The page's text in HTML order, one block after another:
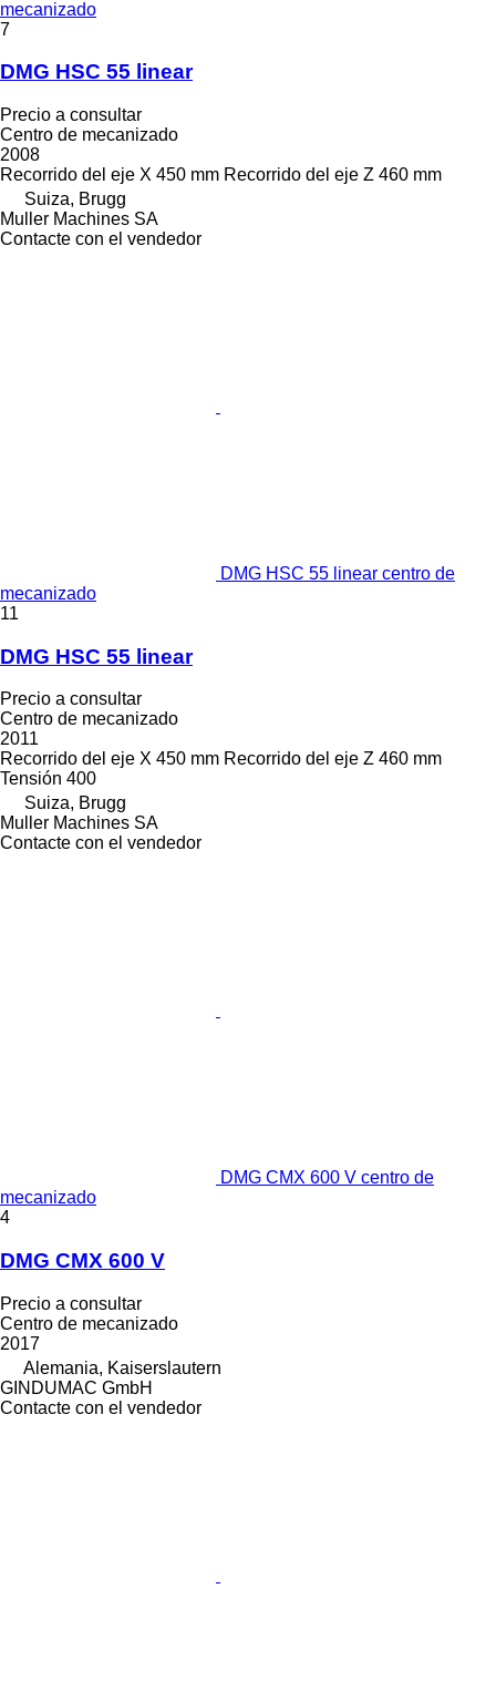
mecanizado
7
DMG HSC 55 linear
Precio a consultar
Centro de mecanizado
2008
Recorrido del eje X 450 mm Recorrido del eje Z 460 mm
Suiza, Brugg
Muller Machines SA
Contacte con el vendedor
DMG HSC 55 linear centro de
mecanizado
11
DMG HSC 55 linear
Precio a consultar
Centro de mecanizado
2011
Recorrido del eje X 450 mm Recorrido del eje Z 460 mm
Tensión 400
Suiza, Brugg
Muller Machines SA
Contacte con el vendedor
DMG CMX 600 V centro de
mecanizado
4
DMG CMX 600 V
Precio a consultar
Centro de mecanizado
2017
Alemania, Kaiserslautern
GINDUMAC GmbH
Contacte con el vendedor